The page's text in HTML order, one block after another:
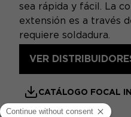
sea rápida y fácil. La
extensión es a través
requiere soldadura.
VER
CATÁLOGO FOCAL